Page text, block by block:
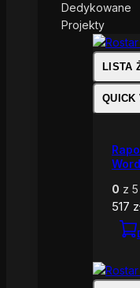
Dedykowane
Projekty
LISTA
QUICK
0 z 5
517